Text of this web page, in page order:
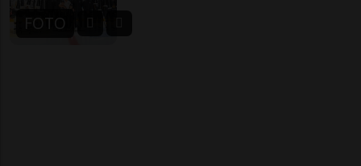
FOTO